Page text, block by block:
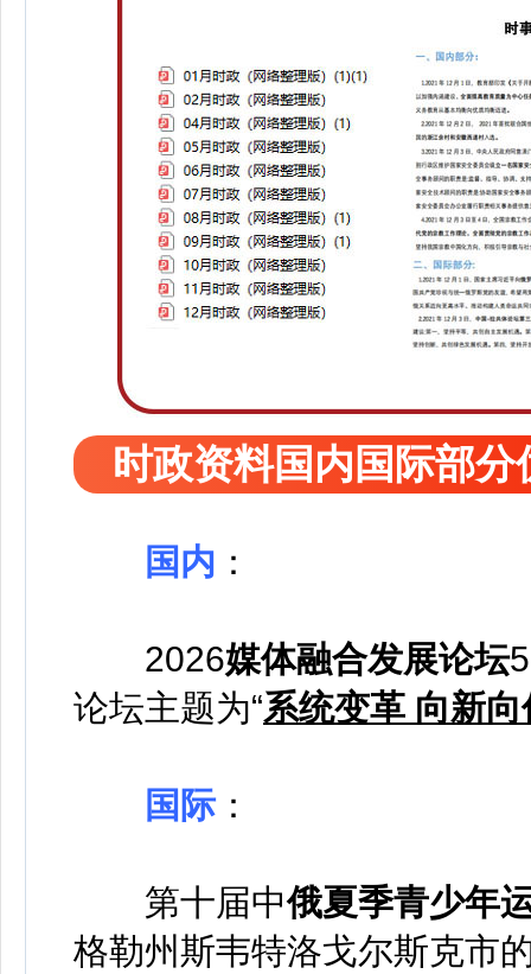
时政资料国内国际部分
国内 ：
2026媒体融合发展论坛
论坛主题为“系统变革 向新向
国际：
第十届中俄夏季青少年
格勒州斯韦特洛戈尔斯克市